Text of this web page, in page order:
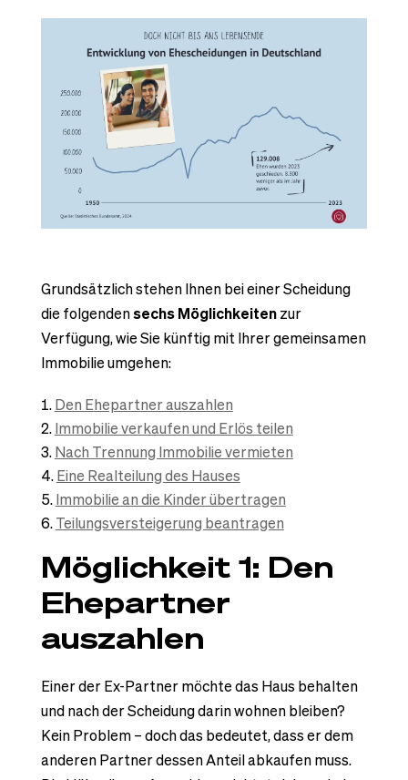
Grundsätzlich stehen Ihnen bei einer Scheidung
die folgendensechs Möglichkeitenzur
Verfügung, wie Sie künftig mit Ihrer gemeinsamen
Immobilie umgehen:
Den Ehepartner auszahlen
Immobilie verkaufen und Erlös teilen
Nach Trennung Immobilie vermieten
Eine Realteilung des Hauses
Immobilie an die Kinder übertragen
Teilungsversteigerung beantragen
Möglichkeit 1: Den
Ehepartner
auszahlen
Einer der Ex-Partner möchte das Haus behalten
und nach der Scheidung darin wohnen bleiben?
Kein Problem – doch das bedeutet, dass er dem
anderen Partner dessen Anteil abkaufen muss.